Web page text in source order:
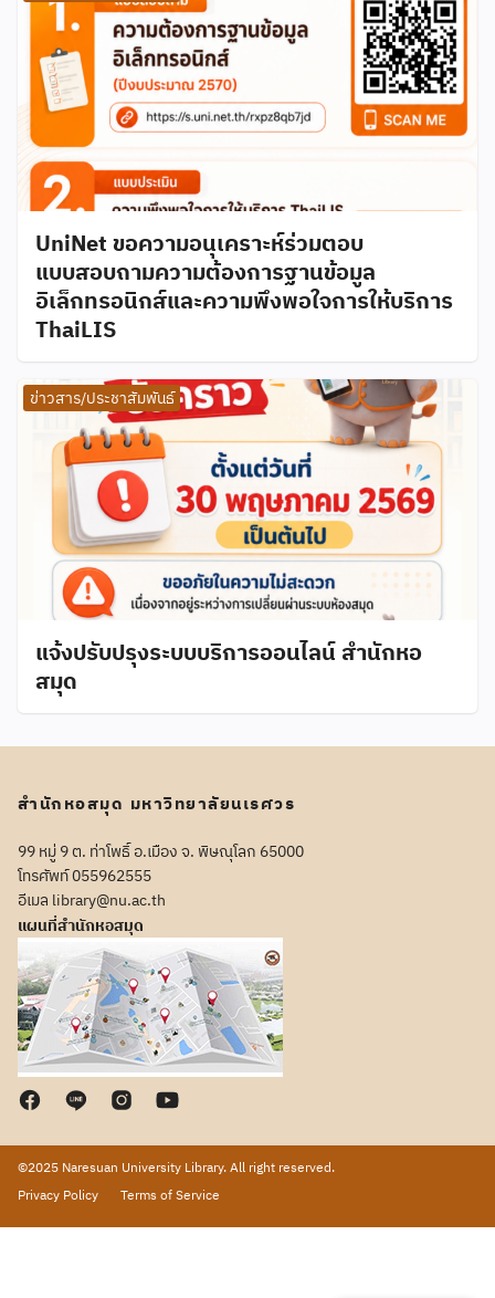
UniNet ขอความอนุเคราะห์ร่วมตอบ
แบบสอบถามความต้องการฐานข้อมูล
อิเล็กทรอนิกส์และความพึงพอใจการให้บริการ
ThaiLIS
ข่าวสาร/ประชาสัมพันธ์
แจ้งปรับปรุงระบบบริการออนไลน์ สำนักหอ
สมุด
สำนักหอสมุด มหาวิทยาลัยนเรศวร
99 หมู่ 9 ต. ท่าโพธิ์ อ.เมือง จ. พิษณุโลก 65000
โทรศัพท์ 055962555
อีเมล library@nu.ac.th
แผนที่สำนักหอสมุด
©2025 Naresuan University Library. All right reserved.
Privacy Policy
Terms of Service